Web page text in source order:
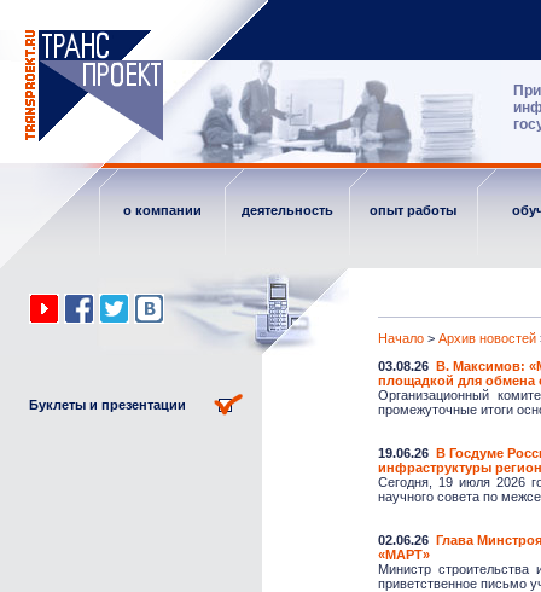
о компании деятельность опыт работы
Буклеты и презентации
Начало > Архив новостей
03.08.26 В. Максимов:
площадкой для обмена
Организационный
промежуточные итоги
19.06.26 В Госдуме
инфраструктуры
Сегодня, 19 июля 2026
научного совета по
02.06.26 Глава
«МАРТ»
Министр
приветственное письмо